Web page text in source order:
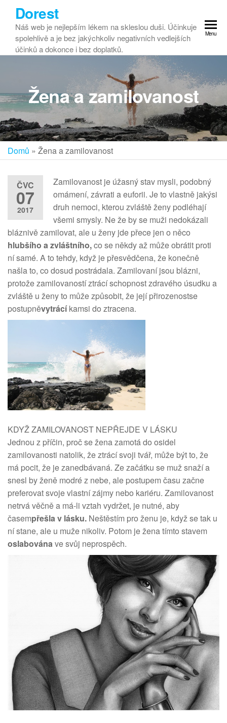
Dorest
Náš web je nejlepším lékem na skleslou duši. Účinkuje
spolehlivě a je bez jakýchkoliv negativních vedlejších
účinků a dokonce i bez doplatků.
Menu
Žena a zamilovanost
Domů » Žena a zamilovanost
ČVC
07
2017
Zamilovanost je úžasný stav mysli, podobný
omámení, závrati a euforii. Je to vlastně jakýsi
druh nemoci, kterou zvláště ženy podléhají
všemi smysly. Ne že by se muži nedokázali
bláznivě zamilovat, ale u ženy jde přece jen o něco
hlubšího a zvláštního,co se někdy až může obrátit proti
ní samé. A to tehdy, když je přesvědčena, že konečně
našla to, co dosud postrádala. Zamilovaní jsou blázni,
protože zamilovaností ztrácí schopnost zdravého úsudku a
zvláště u ženy to může způsobit, že její přirozenostse
postupněvytrácíkamsi do ztracena.
KDYŽ ZAMILOVANOST NEPŘEJDE V LÁSKU
Jednou z příčin, proč se žena zamotá do osidel
zamilovanosti natolik, že ztrácí svoji tvář, může být to, že
má pocit, že je zanedbávaná. Ze začátku se muž snaží a
snesl by ženě modré z nebe, ale postupem času začne
preferovat svoje vlastní zájmy nebo kariéru. Zamilovanost
netrvá věčně a má-li vztah vydržet, je nutné, aby
časempřešla v lásku. Neštěstím pro ženu je, když se tak u
ní stane, ale u muže nikoliv. Potom je žena tímto stavem
oslabovánave svůj neprospěch.